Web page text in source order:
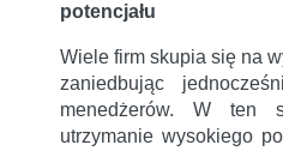
potencjału
Wiele firm skupia się na
zaniedbując
menedżerów. W ten
utrzymanie wysokiego